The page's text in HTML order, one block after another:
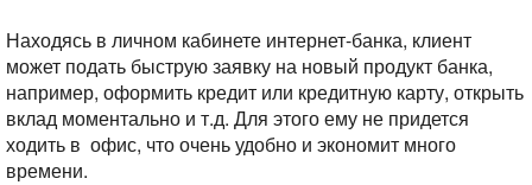
Находясь в личном кабинете интернет-банка, клиент
может подать быструю заявку на новый продукт банка,
например, оформить кредит или кредитную карту, открыть
вклад моментально и т.д. Для этого ему не придется
ходить в офис, что очень удобно и экономит много
времени.